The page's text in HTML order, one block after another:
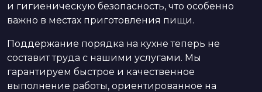
и гигиеническую безопасность, что особенно
важно в местах приготовления пищи.
Поддержание порядка на кухне теперь не
составит труда с нашими услугами. Мы
гарантируем быстрое и качественное
выполнение работы, ориентированное на